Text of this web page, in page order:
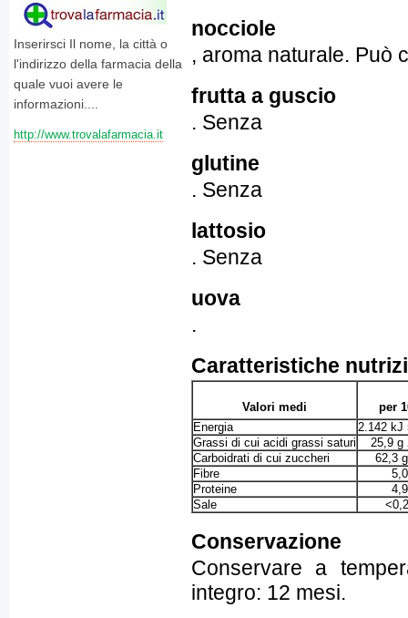
Inserirsci Il nome, la città o
l'indirizzo della farmacia della
quale vuoi avere le
informazioni....
http://www.trovalafarmacia.it
nocciole
, aroma naturale. Può
frutta a guscio
. Senza
glutine
. Senza
lattosio
. Senza
uova
.
Caratteristiche
Valori medi
per
Energia
2.142 kJ
Grassi di cui acidi grassi saturi
25,9 g
Carboidrati di cui zuccheri
62,3
Fibre
Proteine
Sale
Conservazione
Conservare a
integro: 12 mesi.